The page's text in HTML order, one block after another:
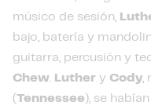
músico de sesión,
bajo, batería y
guitarra, percusión y
Chew. Luther y Cody,
(Tennessee ), se